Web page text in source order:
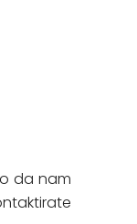
da nam